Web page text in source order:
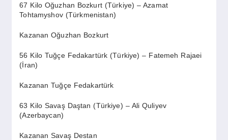
67 Kilo Oğuzhan Bozkurt (Türkiye) – Azamat
Tohtamyshov (Türkmenistan)
Kazanan Oğuzhan Bozkurt
56 Kilo Tuğçe Fedakartürk (Türkiye) – Fatemeh Rajaei
(İran)
Kazanan Tuğçe Fedakartürk
63 Kilo Savaş Daştan (Türkiye) – Ali Quliyev
(Azerbaycan)
Kazanan Savaş Destan